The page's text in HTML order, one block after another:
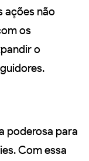
ações não
os
o
poderosa para
Com essa